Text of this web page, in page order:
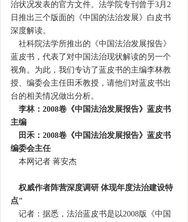
治状况发表的官方文件。法学院专刊曾于3月2
日推出三个版面的《中国的法治发展》白皮书
深度解读。
社科院法学所推出的《中国法治发展报告》
蓝皮书，代表了对中国法治现状解读的另一个
视角。为此，我们专访了蓝皮书的主编李林教
授、编委会主任田禾教授，请他们对蓝皮书出
台的相关情况做出分析。
李林：2008卷《中国法治发展报告》蓝皮书
主编
田禾：2008卷《中国法治发展报告》蓝皮书
编委会主任
本网记者 蒋安杰
权威作者阵营深度调研 体现年度法治建设特
点"
记者：据悉，法治蓝皮书是以2008版《中国